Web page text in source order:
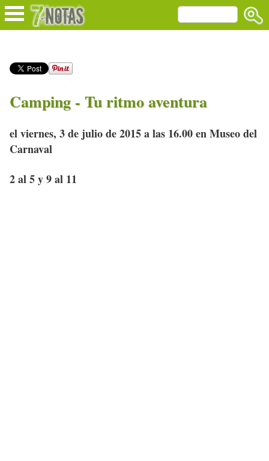
Camping - Tu ritmo aventura
el viernes, 3 de julio de 2015 a las 16.00 en Museo del
Carnaval
2 al 5 y 9 al 11